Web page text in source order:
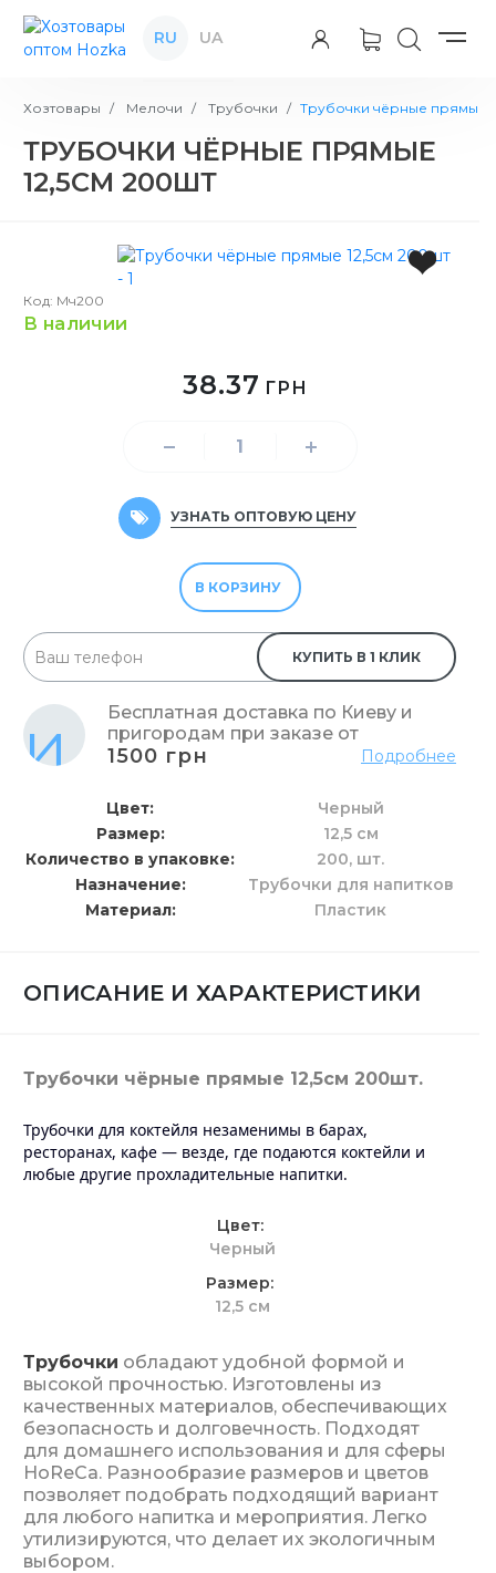
RU UA
Хозтовары Мелочи Трубочки Трубочки чёрные прямые
ТРУБОЧКИ ЧЁРНЫЕ ПРЯМЫЕ
12,5СМ 200ШТ
Код: Мч200
в наличии
38.37 ГРН
УЗНАТЬ ОПТОВУЮ ЦЕНУ
В КОРЗИНУ
КУПИТЬ В 1 КЛИК
Бесплатная доставка по Киеву и
пригородам при заказе от
1500 грн Подробнее
Цвет
Черный
Размер
12,5 см
Количество в упаковке
200, шт.
Назначение
Трубочки для напитков
Материал
Пластик
ОПИСАНИЕ И ХАРАКТЕРИСТИКИ
Трубочки чёрные прямые 12,5см 200шт.
Трубочки для коктейля незаменимы в барах,
ресторанах, кафе ― везде, где подаются коктейли и
любые другие прохладительные напитки.
Цвет
Черный
Размер
12,5 см
Трубочки обладают удобной формой и
высокой прочностью. Изготовлены из
качественных материалов, обеспечивающих
безопасность и долговечность. Подходят
для домашнего использования и для сферы
HoReCa. Разнообразие размеров и цветов
позволяет подобрать подходящий вариант
для любого напитка и мероприятия. Легко
утилизируются, что делает их экологичным
выбором.